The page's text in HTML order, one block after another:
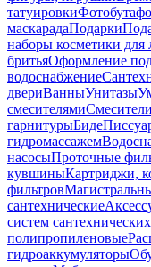
татуировки
маскарадаПодарки
наборы косметики для
бритьяОформление
водоснабжение
двериВанныУнитазы
смесителямиСмесители
гарнитурыБиде
гидромассажем
насосыПроточные
кувшиныКартриджи,
фильтров
сантехнические
систем сантехнических
полипропиленовые
гидроаккумуляторы